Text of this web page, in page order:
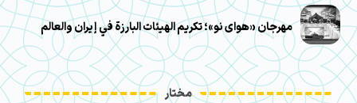
مهرجان «هوای نو»؛ تكريم الهيئات البارزة في إيران والعالم
مختار